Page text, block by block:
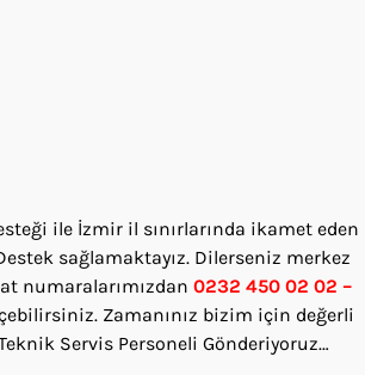
ile İzmir il sınırlarında ikamet eden
sağlamaktayız. Dilerseniz merkez
numaralarımızdan 0232 450 02 02 –
Zamanınız bizim için değerli
Servis Personeli Gönderiyoruz…